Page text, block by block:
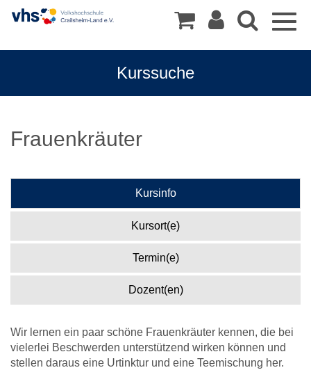
Kurssuche
Frauenkräuter
Kursinfo
Kursort(e)
Termin(e)
Dozent(en)
Wir lernen ein paar schöne Frauenkräuter kennen, die bei
vielerlei Beschwerden unterstützend wirken können und
stellen daraus eine Urtinktur und eine Teemischung her.